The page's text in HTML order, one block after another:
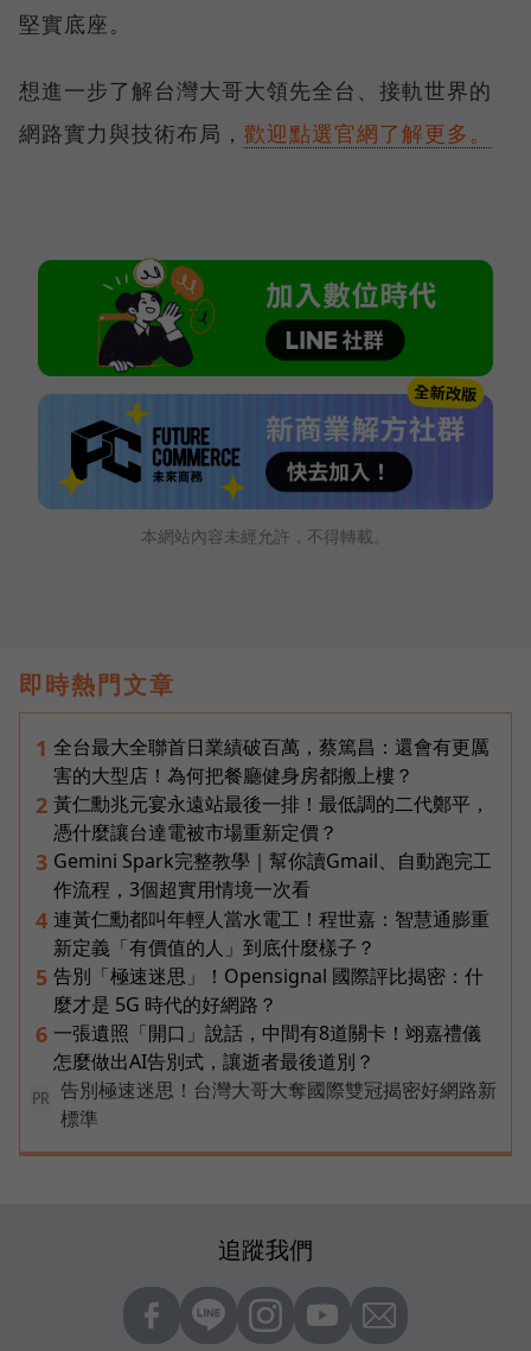
堅實底座。
想進一步了解台灣大哥大領先全台、接軌世界的
網路實力與技術布局， 歡迎點選官網了解更多。
本網站內容未經允許，不得轉載。
即時熱門文章
1 全台最大全聯首日業績破百萬，蔡篤昌：還會有更厲
害的大型店！為何把餐廳健身房都搬上樓？
2 黃仁勳兆元宴永遠站最後一排！最低調的二代鄭平，
憑什麼讓台達電被市場重新定價？
3 Gemini Spark完整教學｜幫你讀Gmail、自動跑完工
作流程，3個超實用情境一次看
4 連黃仁勳都叫年輕人當水電工！程世嘉：智慧通膨重
新定義「有價值的人」到底什麼樣子？
5 告別「極速迷思」！Opensignal 國際評比揭密：什
麼才是 5G 時代的好網路？
6 一張遺照「開口」說話，中間有8道關卡！翊嘉禮儀
怎麼做出AI告別式，讓逝者最後道別？
PR
告別極速迷思！台灣大哥大奪國際雙冠揭密好網路新
標準
追蹤我們